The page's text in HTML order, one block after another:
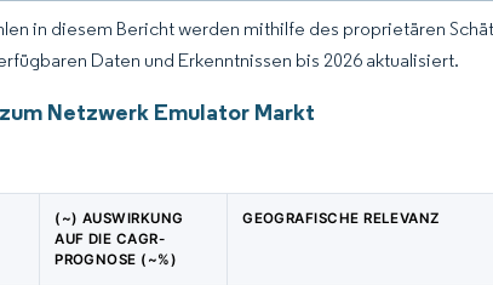
in diesem Bericht werden mithilfe des proprietären
Daten und Erkenntnissen bis 2026 aktualisiert.
Netzwerk Emulator Markt
(~) AUSWIRKUNG
AUF DIE CAGR-
PROGNOSE (~%)
GEOGRAFISCHE RELEVANZ